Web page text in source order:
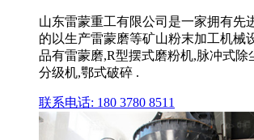
山东雷蒙重工有限公司是一家拥有先
的以生产雷蒙磨等矿山粉末加工机械
品有雷蒙磨,R型摆式磨粉机,脉冲式除
分级机,鄂式破碎 .
联系电话: 180 3780 8511